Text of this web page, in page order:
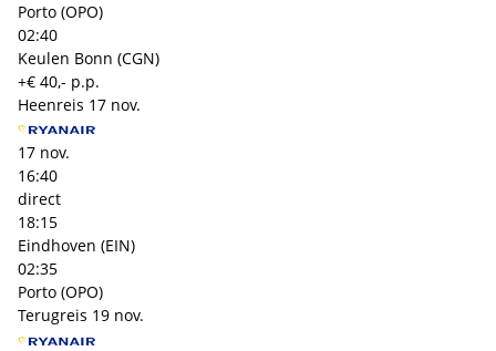
Porto (OPO)
02:40
Keulen Bonn (CGN)
+€ 40,- p.p.
Heenreis 17 nov.
17 nov.
16:40
direct
18:15
Eindhoven (EIN)
02:35
Porto (OPO)
Terugreis 19 nov.